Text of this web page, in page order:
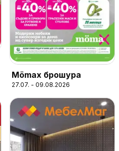
Mömax брошура
27.07. - 09.08.2026